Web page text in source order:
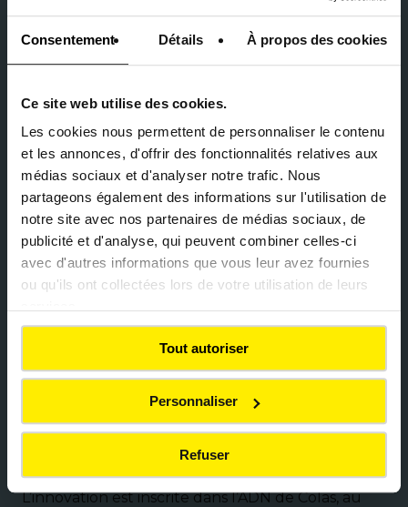
Consentement Détails À propos des cookies
Ce site web utilise des cookies.
Les cookies nous permettent de personnaliser le contenu
et les annonces, d'offrir des fonctionnalités relatives aux
médias sociaux et d'analyser notre trafic. Nous
partageons également des informations sur l'utilisation de
notre site avec nos partenaires de médias sociaux, de
publicité et d'analyse, qui peuvent combiner celles-ci
avec d'autres informations que vous leur avez fournies
ou qu'ils ont collectées lors de votre utilisation de leurs
Tout autoriser
Personnaliser
Refuser
Un positionnement sur des marchés
porteurs
Colas est implanté dans des pays où les marchés
des infrastructures sont dynamiques et
prometteurs à long terme.
Une maîtrise de toute la chaîne de
valeur
Grâce à sonmodèle intégré unique, Colas couvre
Une force d’innovation au service des
L’innovation est inscrite dans l’ADN de Colas, au